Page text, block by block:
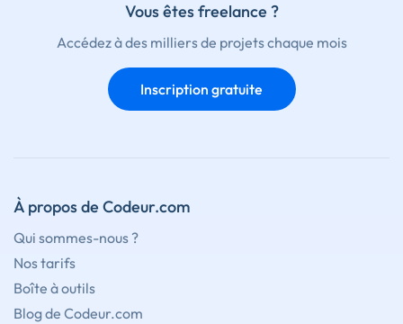
Vous êtes freelance ?
Accédez à des milliers de projets chaque mois
Inscription gratuite
À propos de Codeur.com
Qui sommes-nous ?
Nos tarifs
Boîte à outils
Blog de Codeur.com